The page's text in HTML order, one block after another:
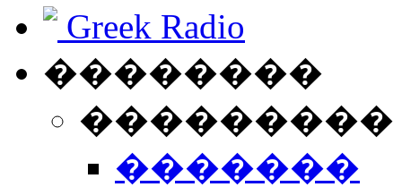
Greek Radio
��������
�������